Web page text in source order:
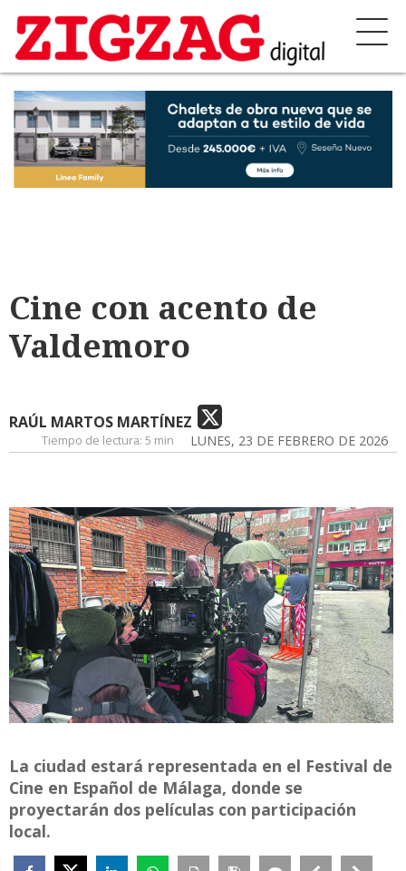
Cine con acento de
Valdemoro
RAÚL MARTOS MARTÍNEZ
LUNES, 23 DE FEBRERO DE 2026
Tiempo de lectura: 5 min
La ciudad estará representada en el Festival de
Cine en Español de Málaga, donde se
proyectarán dos películas con participación
local.